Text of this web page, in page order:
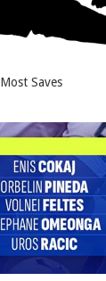
Saves